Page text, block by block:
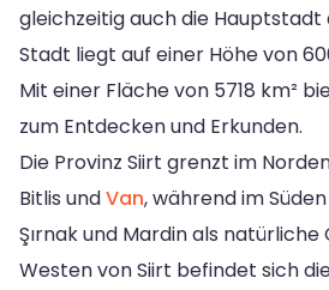
gleichzeitig auch die Hauptstadt
Stadt liegt auf einer Höhe von
Mit einer Fläche von 5718 km²
zum Entdecken und Erkunden.
Die Provinz Siirt grenzt im
Bitlis undVan, während im
Şırnak und Mardin als
Westen von Siirt befindet sich